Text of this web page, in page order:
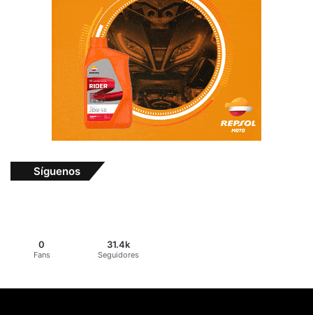
Síguenos
0
Fans
31.4k
Seguidores